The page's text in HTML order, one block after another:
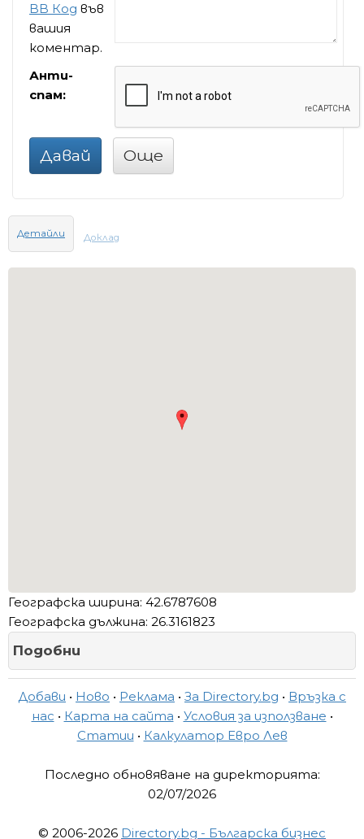
BB Код във
вашия
коментар.
Анти-
спам:
Давай Още
Детайли Доклад
Географска ширина: 42.6787608
Географска дължина: 26.3161823
Подобни
Добави • Ново • Реклама • За Directory.bg • Връзка с
нас • Карта на сайта • Условия за използване •
Статии • Калкулатор Евро Лев
Последно обновяване на директорията:
02/07/2026
© 2006-2026 Directory.bg - Българска бизнес